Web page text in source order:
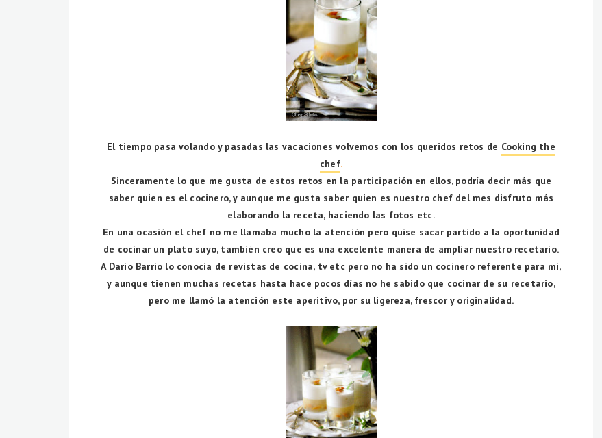
El tiempo pasa volando y pasadas las vacaciones volvemos con los queridos retos de Cooking the
chef.
Sinceramente lo que me gusta de estos retos en la participación en ellos, podría decir más que
saber quien es el cocinero, y aunque me gusta saber quien es nuestro chef del mes disfruto más
elaborando la receta, haciendo las fotos etc.
En una ocasión el chef no me llamaba mucho la atención pero quise sacar partido a la oportunidad
de cocinar un plato suyo, también creo que es una excelente manera de ampliar nuestro recetario.
A Dario Barrio lo conocía de revistas de cocina, tv etc pero no ha sido un cocinero referente para mi,
y aunque tienen muchas recetas hasta hace pocos días no he sabido que cocinar de su recetario,
pero me llamó la atención este aperitivo, por su ligereza, frescor y originalidad.